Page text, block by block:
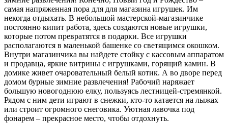
самая напряженная пора для для магазина игрушек. Им
некогда отдыхать. В небольшой мастерской-магазинчике
постоянно кипит работа, здесь создаются новые игрушки,
которые потом превратятся в подарки. Все игрушки
располагаются в маленькой башенке со светящимся окошком.
Внутри магазинчика вы найдете стойку с кассовым аппаратом
и продавца, яркие витрины с игрушками, горящий камин. В
домике живет очаровательный белый котик. А во дворе перед
домом бурные зимние развлечения! Рабочий наряжает
большую новогоднюю елку, пользуясь лестницей-стремянкой.
Рядом с ним дети играют в снежки, кто-то катается на лыжах
или строит огромного снеговика. Уютная лавочка под
фонарем – прекрасное место, чтобы отдохнуть.